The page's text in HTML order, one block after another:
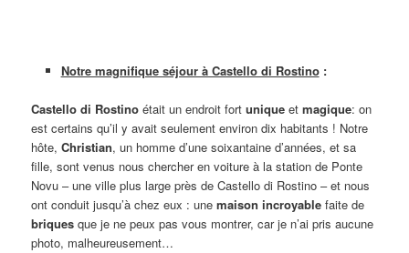
Notre magnifique séjour à Castello di Rostino:
Castello di Rostino était un endroit fortunique etmagique: on
est certains qu’il y avait seulement environ dix habitants ! Notre
hôte,Christian, un homme d’une soixantaine d’années, et sa
fille, sont venus nous chercher en voiture à la station de Ponte
Novu – une ville plus large près de Castello di Rostino – et nous
ont conduit jusqu’à chez eux : unemaison incroyable faite de
briques que je ne peux pas vous montrer, car je n’ai pris aucune
photo, malheureusement…